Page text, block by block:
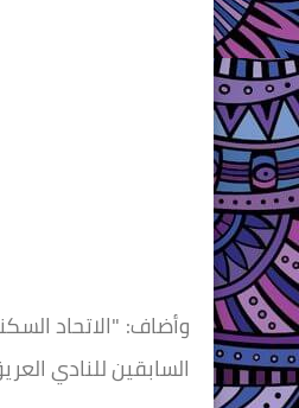
وأضاف: "الاتحاد
السابقين للنادي